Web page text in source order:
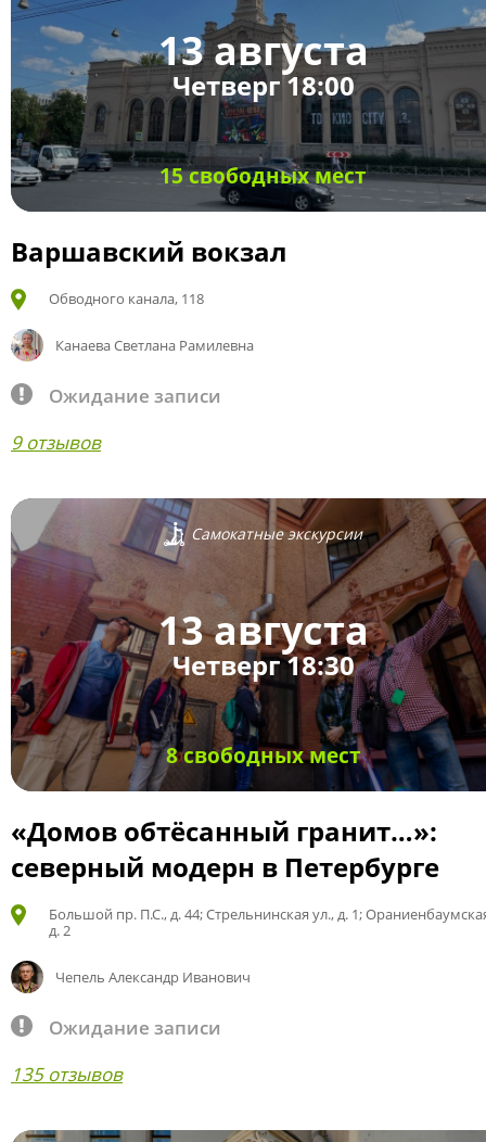
13 августа
Четверг 18:00
15 свободных мест
Варшавский вокзал
Обводного канала, 118
Канаева Светлана Рамилевна
Ожидание записи
9 отзывов
Самокатные экскурсии
13 августа
Четверг 18:30
8 свободных мест
«Домов обтёсанный гранит…»:
северный модерн в Петербурге
Большой пр. П.С., д. 44; Стрельнинская ул., д. 1;
д. 2
Чепель Александр Иванович
Ожидание записи
135 отзывов